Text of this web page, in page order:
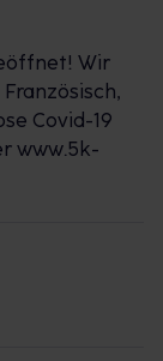
Wir
Covid-19
www.5k-